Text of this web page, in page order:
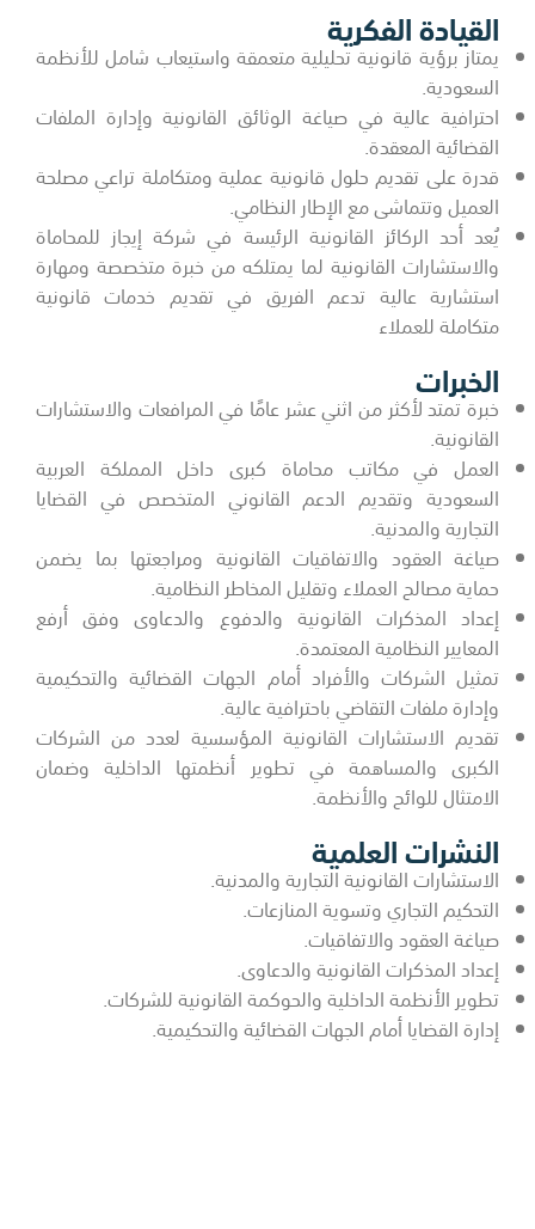
القيادة الفكرية
يمتاز برؤية قانونية تحليلية متعمقة واستيعاب شامل للأنظمة
السعودية.
احترافية عالية في صياغة الوثائق القانونية وإدارة الملفات
القضائية المعقدة.
قدرة على تقديم حلول قانونية عملية ومتكاملة تراعي مصلحة
العميل وتتماشى مع الإطار النظامي.
يُعد أحد الركائز القانونية الرئيسة في شركة إيجاز للمحاماة
والاستشارات القانونية لما يمتلكه من خبرة متخصصة ومهارة
استشارية عالية تدعم الفريق في تقديم خدمات قانونية
متكاملة للعملاء
الخبرات
خبرة تمتد لأكثر من اثني عشر عامًا في المرافعات والاستشارات
القانونية.
العمل في مكاتب محاماة كبرى داخل المملكة العربية
السعودية وتقديم الدعم القانوني المتخصص في القضايا
التجارية والمدنية.
صياغة العقود والاتفاقيات القانونية ومراجعتها بما يضمن
حماية مصالح العملاء وتقليل المخاطر النظامية.
إعداد المذكرات القانونية والدفوع والدعاوى وفق أرفع
المعايير النظامية المعتمدة.
تمثيل الشركات والأفراد أمام الجهات القضائية والتحكيمية
وإدارة ملفات التقاضي باحترافية عالية.
تقديم الاستشارات القانونية المؤسسية لعدد من الشركات
الكبرى والمساهمة في تطوير أنظمتها الداخلية وضمان
الامتثال للوائح والأنظمة.
النشرات العلمية
الاستشارات القانونية التجارية والمدنية.
التحكيم التجاري وتسوية المنازعات.
صياغة العقود والاتفاقيات.
إعداد المذكرات القانونية والدعاوى.
تطوير الأنظمة الداخلية والحوكمة القانونية للشركات.
إدارة القضايا أمام الجهات القضائية والتحكيمية.